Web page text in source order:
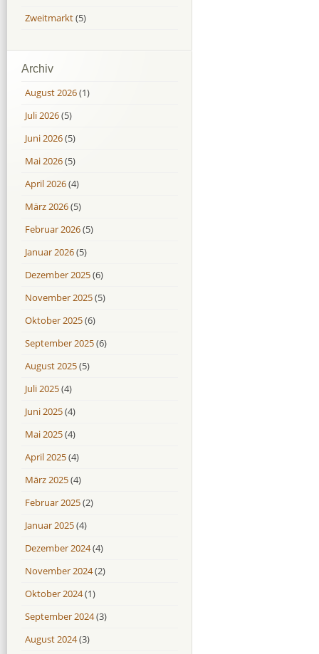
Zweitmarkt(5)
Archiv
August 2026(1)
Juli 2026(5)
Juni 2026(5)
Mai 2026(5)
April 2026(4)
März 2026(5)
Februar 2026(5)
Januar 2026(5)
Dezember 2025(6)
November 2025(5)
Oktober 2025(6)
September 2025(6)
August 2025(5)
Juli 2025(4)
Juni 2025(4)
Mai 2025(4)
April 2025(4)
März 2025(4)
Februar 2025(2)
Januar 2025(4)
Dezember 2024(4)
November 2024(2)
Oktober 2024(1)
September 2024(3)
August 2024(3)